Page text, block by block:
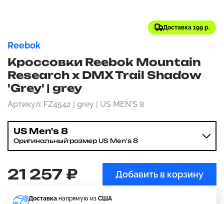
Доставка 199 р.
Reebok
Кроссовки Reebok Mountain
Research x DMX Trail Shadow
'Grey' | grey
Артикул: FZ4542 | grey | US MEN'S 8
US Men's 8
Оригинальный размер US Men's 8
21 257 ₽ Добавить в корзину
Доставка напрямую из США